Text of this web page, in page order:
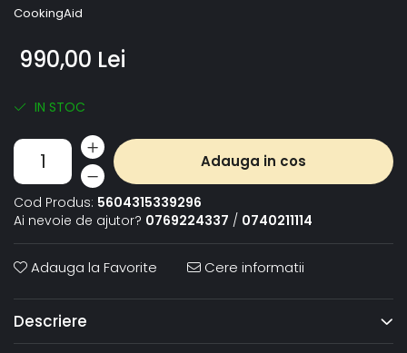
CookingAid
990,00 Lei
IN STOC
Adauga in cos
Cod Produs: 5604315339296
Ai nevoie de ajutor? 0769224337 / 0740211114
Adauga la Favorite Cere informatii
Descriere